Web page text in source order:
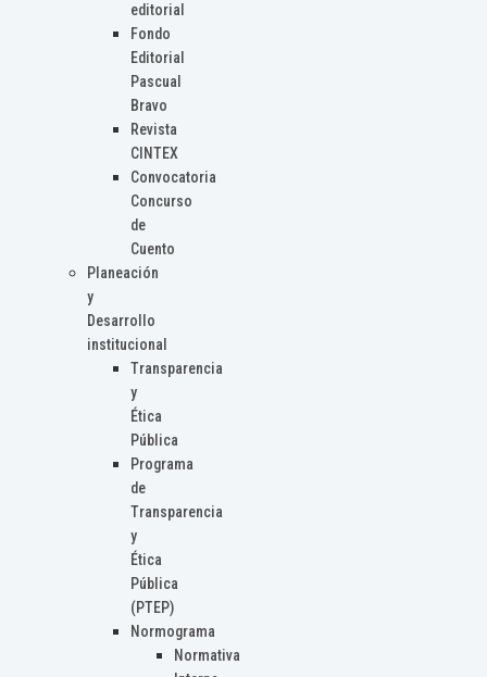
editorial
Fondo
Editorial
Pascual
Bravo
Revista
CINTEX
Convocatoria
Concurso
de
Cuento
Planeación
y
Desarrollo
institucional
Transparencia
y
Ética
Pública
Programa
de
Transparencia
y
Ética
Pública
(PTEP)
Normograma
Normativa